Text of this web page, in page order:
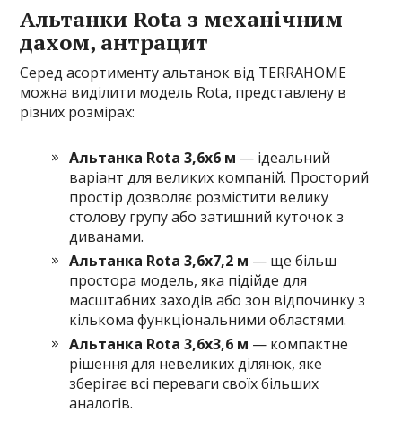
Альтанки Rota з механічним
дахом, антрацит
Серед асортименту альтанок від TERRAHOME
можна виділити модель Rota, представлену в
різних розмірах:
Альтанка Rota 3,6х6 м — ідеальний
варіант для великих компаній. Просторий
простір дозволяє розмістити велику
столову групу або затишний куточок з
диванами.
Альтанка Rota 3,6х7,2 м — ще більш
простора модель, яка підійде для
масштабних заходів або зон відпочинку з
кількома функціональними областями.
Альтанка Rota 3,6х3,6 м — компактне
рішення для невеликих ділянок, яке
зберігає всі переваги своїх більших
аналогів.